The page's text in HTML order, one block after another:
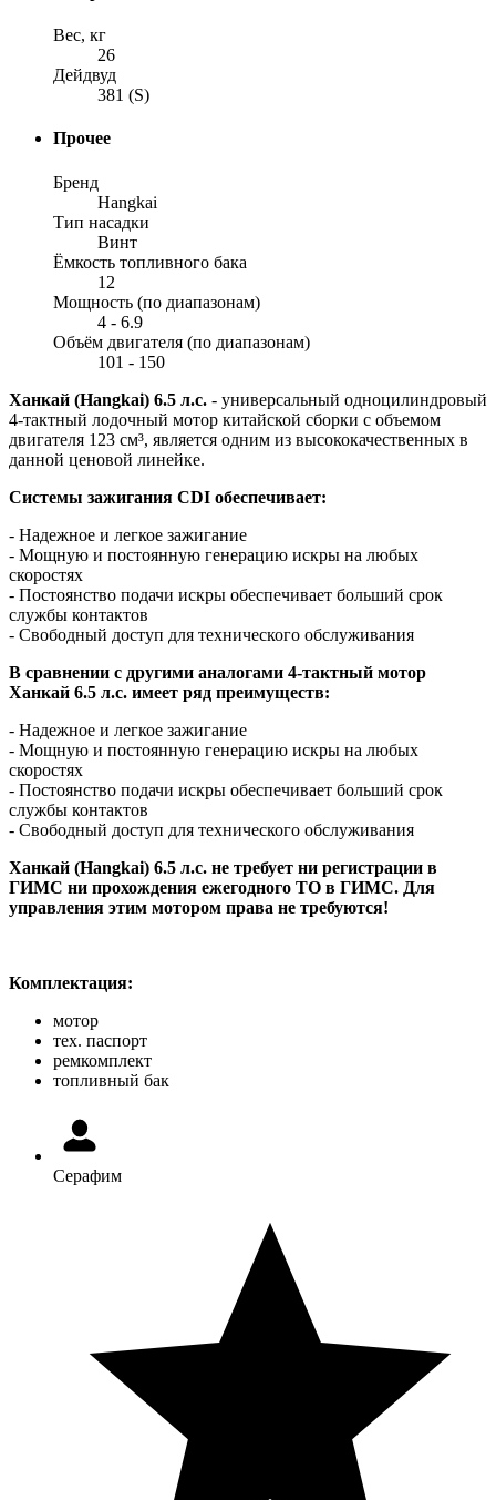
Вес, кг
26
Дейдвуд
381 (S)
Прочее
Бренд
Hangkai
Тип насадки
Винт
Ёмкость топливного бака
12
Мощность (по диапазонам)
4 - 6.9
Объём двигателя (по диапазонам)
101 - 150
Ханкай (Hangkai) 6.5 л.с. - универсальный одноцилиндровый
4-тактный лодочный мотор китайской сборки с объемом
двигателя 123 см³, является одним из высококачественных в
данной ценовой линейке.
Системы зажигания CDI обеспечивает:
- Надежное и легкое зажигание
- Мощную и постоянную генерацию искры на любых
скоростях
- Постоянство подачи искры обеспечивает больший срок
службы контактов
- Свободный доступ для технического обслуживания
В сравнении с другими аналогами 4-тактный мотор
Ханкай 6.5 л.с. имеет ряд преимуществ:
- Надежное и легкое зажигание
- Мощную и постоянную генерацию искры на любых
скоростях
- Постоянство подачи искры обеспечивает больший срок
службы контактов
- Свободный доступ для технического обслуживания
Ханкай (Hangkai) 6.5 л.с. не требует ни регистрации в
ГИМС ни прохождения ежегодного ТО в ГИМС. Для
управления этим мотором права не требуются!
Комплектация:
мотор
тех. паспорт
ремкомплект
топливный бак
Серафим